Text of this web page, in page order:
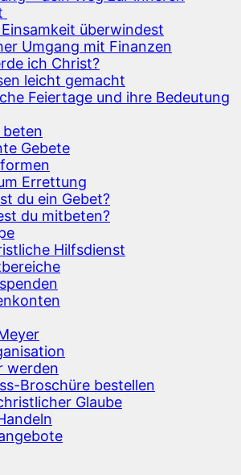
überwindest
Umgang mit Finanzen
ich Christ?
leicht gemacht
Feiertage und ihre Bedeutung
beten
Gebete
Errettung
du ein Gebet?
du mitbeten?
Hilfsdienst
werden
Broschüre bestellen
Glaube